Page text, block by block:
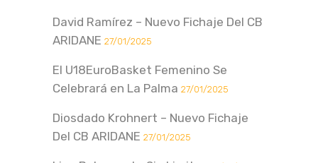
David Ramírez – Nuevo Fichaje Del CB
ARIDANE 27/01/2025
El U18EuroBasket Femenino Se
Celebrará en La Palma 27/01/2025
Diosdado Krohnert – Nuevo Fichaje
Del CB ARIDANE 27/01/2025